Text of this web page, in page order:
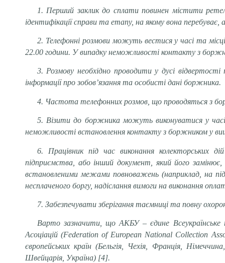
1. Перший заклик до сплати повинен містити
ідентифікації справи та етапу, на якому вона
2. Телефонні розмови можуть вестися у часі та
22.00 години. У випадку неможливості контакту з
3. Розмову необхідно проводити у дусі
інформації про зобов’язання та особисті дані боржника.
4. Частота телефонних розмов, що проводяться з
5. Візити до боржника можуть виконуватися у
неможливості встановлення контакту з боржником у
6. Працівник під час виконання колекторських
підприємства, або інший документ, який його
встановленими межами повноважень (наприклад, на
несплаченого боргу, надіслання вимоги на виконання
7. Забезпечувати зберігання таємниці та повну
Варто зазначити, що АКБУ – єдине Всеукраїнське
Асоціацій (Federation of European National Collection
європейських країн (Бельгія, Чехія, Франція,
Швейцарія, Україна) [4].